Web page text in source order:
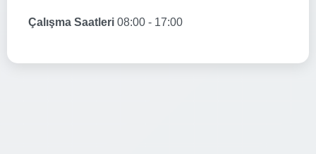
Çalışma Saatleri 08:00 - 17:00